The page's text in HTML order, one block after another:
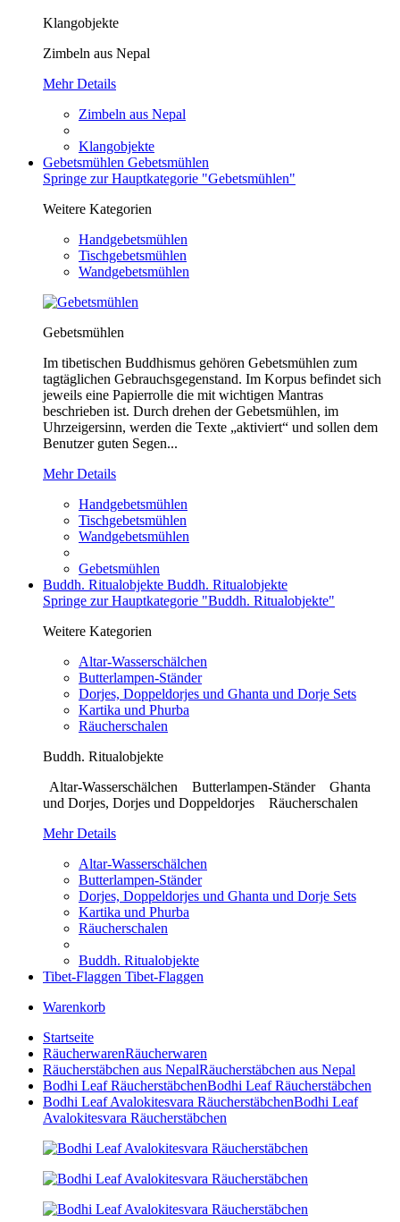
Klangobjekte
Zimbeln aus Nepal
Mehr Details
Zimbeln aus Nepal
Klangobjekte
Gebetsmühlen Gebetsmühlen
Springe zur Hauptkategorie "Gebetsmühlen"
Weitere Kategorien
Handgebetsmühlen
Tischgebetsmühlen
Wandgebetsmühlen
Gebetsmühlen
Im tibetischen Buddhismus gehören Gebetsmühlen zum
tagtäglichen Gebrauchsgegenstand. Im Korpus befindet sich
jeweils eine Papierrolle die mit wichtigen Mantras
beschrieben ist. Durch drehen der Gebetsmühlen, im
Uhrzeigersinn, werden die Texte „aktiviert“ und sollen dem
Benutzer guten Segen...
Mehr Details
Handgebetsmühlen
Tischgebetsmühlen
Wandgebetsmühlen
Gebetsmühlen
Buddh. Ritualobjekte Buddh. Ritualobjekte
Springe zur Hauptkategorie "Buddh. Ritualobjekte"
Weitere Kategorien
Altar-Wasserschälchen
Butterlampen-Ständer
Dorjes, Doppeldorjes und Ghanta und Dorje Sets
Kartika und Phurba
Räucherschalen
Buddh. Ritualobjekte
Altar-Wasserschälchen Butterlampen-Ständer Ghanta
und Dorjes, Dorjes und Doppeldorjes Räucherschalen
Mehr Details
Altar-Wasserschälchen
Butterlampen-Ständer
Dorjes, Doppeldorjes und Ghanta und Dorje Sets
Kartika und Phurba
Räucherschalen
Buddh. Ritualobjekte
Tibet-Flaggen Tibet-Flaggen
Warenkorb
Startseite
RäucherwarenRäucherwaren
Räucherstäbchen aus NepalRäucherstäbchen aus Nepal
Bodhi Leaf RäucherstäbchenBodhi Leaf Räucherstäbchen
Bodhi Leaf Avalokitesvara RäucherstäbchenBodhi Leaf
Avalokitesvara Räucherstäbchen